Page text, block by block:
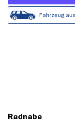
Fahrzeug
Radnabe